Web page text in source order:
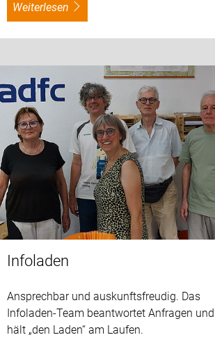
weiterlesen
Infoladen
Ansprechbar und auskunftsfreudig. Das
Infoladen-Team beantwortet Anfragen und
hält „den Laden“ am Laufen.